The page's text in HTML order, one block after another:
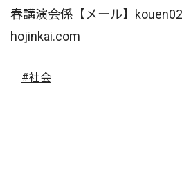
春講演会係【メール】
hojinkai.com
#社会